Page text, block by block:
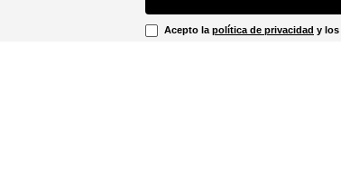
Acepto la política de privacidad y los